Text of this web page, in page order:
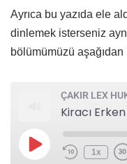
Ayrıca bu yazıda ele
dinlemek isterseniz
bölümümüzü
ÇAKIR LEX
1x